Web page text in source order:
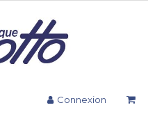
Connexion